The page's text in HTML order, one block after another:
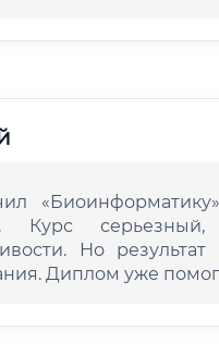
Курс серьезный,
Но результат
Диплом уже помог